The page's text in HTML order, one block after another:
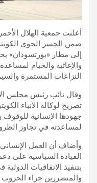
أعلنت جمعية الهلال
ضمن الجسر الجوي
والإغاثية والخيام
النزاعات المستمرة
وقال نائب رئيس مجلس
تصريح لوكالة الأنباء
جهودها الإنسانية
لمساعدته في تجاوز
وأضاف أن العمل
القيادة السياسية على دعم
بتنفيذ الاتفاقيات
والمتضررين جراء الحروب